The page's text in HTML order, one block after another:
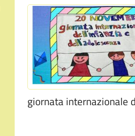
giornata internazionale